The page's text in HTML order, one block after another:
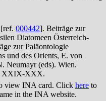
000442]. Beiträge zur
Diatomeen Österreich-
zur Paläontologie
und des Orients, E. von
Neumayr (eds). Wien.
XXIX-XXX.
view INA card. Click here to
in the INA website.